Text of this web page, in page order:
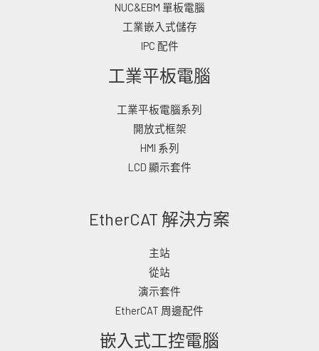
NUC&EBM 單板電腦
工業嵌入式儲存
IPC 配件
工業平板電腦
工業平板電腦系列
開放式框架
HMI 系列
LCD 顯示套件
EtherCAT 解決方案
主站
從站
演示套件
EtherCAT 周邊配件
嵌入式工控電腦